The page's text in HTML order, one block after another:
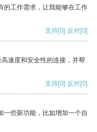
的工作需求，让我能够在工作
支持[0] 反对[0]
速度和安全性的连接，并帮
支持[0] 反对[0]
一些新功能，比如增加一个自